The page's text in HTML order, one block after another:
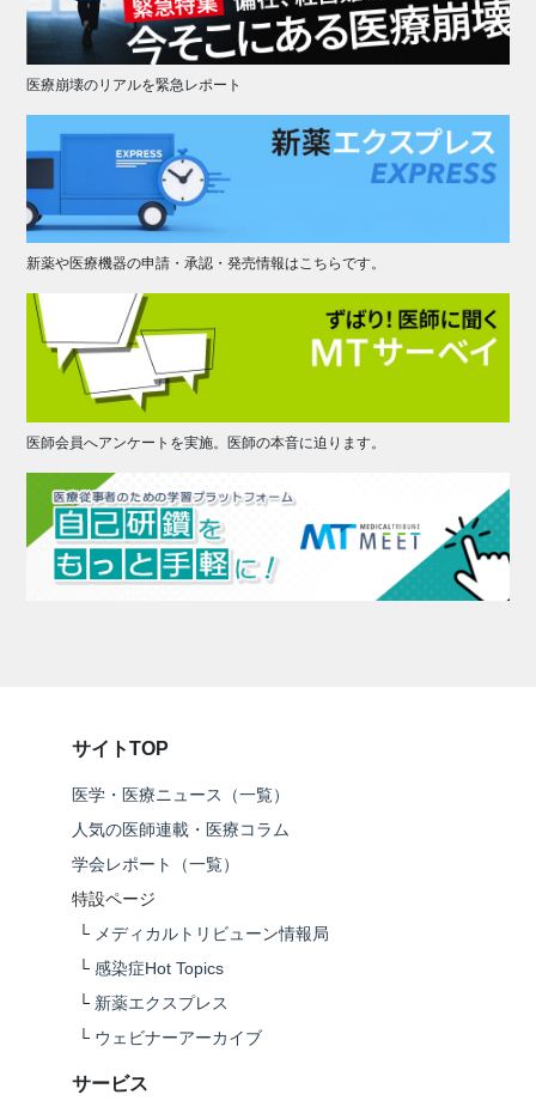
医療崩壊のリアルを緊急レポート
新薬や医療機器の申請・承認・発売情報はこちらです。
医師会員へアンケートを実施。医師の本音に迫ります。
サイトTOP
医学・医療ニュース（一覧）
人気の医師連載・医療コラム
学会レポート（一覧）
特設ページ
└ メディカルトリビューン情報局
└ 感染症Hot Topics
└ 新薬エクスプレス
└ ウェビナーアーカイブ
サービス